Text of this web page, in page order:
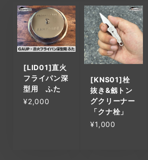
[LID01]直火
フライパン深
型用 ふた
¥2,000
[KNS01]栓
抜き&劔トン
グクリーナー
「クナ栓」
¥1,000